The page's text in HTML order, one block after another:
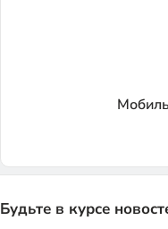
Будьте в курсе